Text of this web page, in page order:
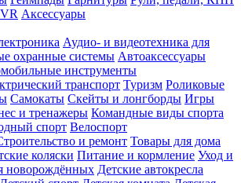
Аксессуары
Аудио- и видеотехника для
охранные системы Автоаксессуары
инструменты
транспорт Туризм Роликовые
Самокаты Скейты и лонгборды Игры
и тренажеры Командные виды спорта
спорт Велоспорт
и ремонт Товары для дома
коляски Питание и кормление Уход и
новорождённых Детские автокресла